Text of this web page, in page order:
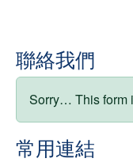
聯絡我們
狀態訊息
Sorry… This form
常用連結